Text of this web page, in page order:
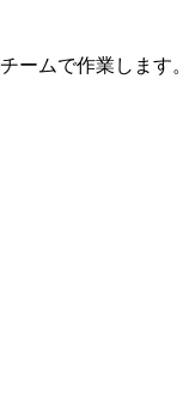
ームで作業します。